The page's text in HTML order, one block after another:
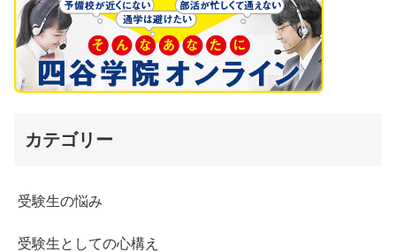
カテゴリー
受験生の悩み
受験生としての心構え